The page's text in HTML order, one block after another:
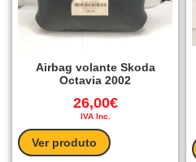
Airbag volante Skoda
Octavia 2002
26,00€
IVA Inc.
Ver produto